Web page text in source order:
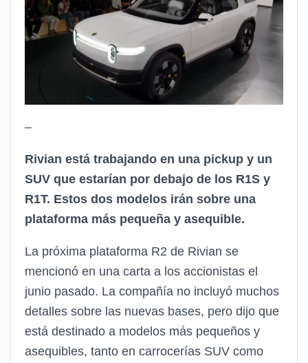
–
Rivian está trabajando en una pickup y un
SUV que estarían por debajo de los R1S y
R1T. Estos dos modelos irán sobre una
plataforma más pequeña y asequible.
La próxima plataforma R2 de Rivian se
mencionó en una carta a los accionistas el
junio pasado. La compañía no incluyó muchos
detalles sobre las nuevas bases, pero dijo que
está destinado a modelos más pequeños y
asequibles, tanto en carrocerías SUV como